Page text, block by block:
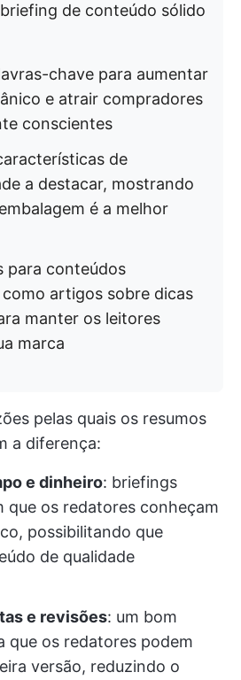
de conteúdo sólido
chave para aumentar
e atrair compradores
conscientes
de
a destacar, mostrando
é a melhor
para conteúdos
artigos sobre dicas
manter os leitores
marca
pelas quais os resumos
a diferença:
e dinheiro: briefings
que os redatores conheçam
possibilitando que
de qualidade
e revisões: um bom
que os redatores podem
versão, reduzindo o